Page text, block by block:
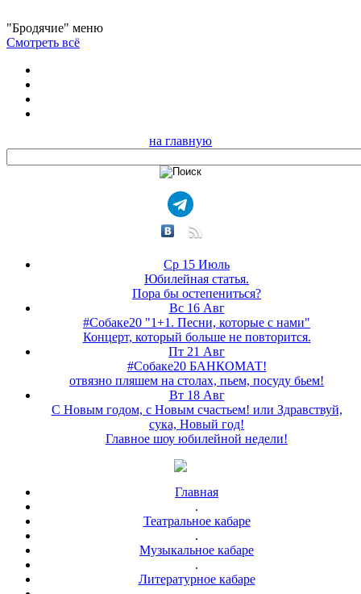
"Бродячие" меню
Смотреть всё
на главную
Ср 15 Июль
Юбилейная статья.
Пора бы остепениться?
Вс 16 Авг
#Собаке20 "1+1. Песни, которые с нами"
Концерт, который больше не повторится.
Пт 21 Авг
#Собаке20 БАНКОМАТ!
отвязно пляшем на столах, пьем, посуду бьем!
Вт 18 Авг
С Новым годом, с Новым счастьем! или Здравствуй,
сука, Новый год!
Главное шоу юбилейной недели!
Главная
.
Театральное кабаре
.
Музыкальное кабаре
.
Литературное кабаре